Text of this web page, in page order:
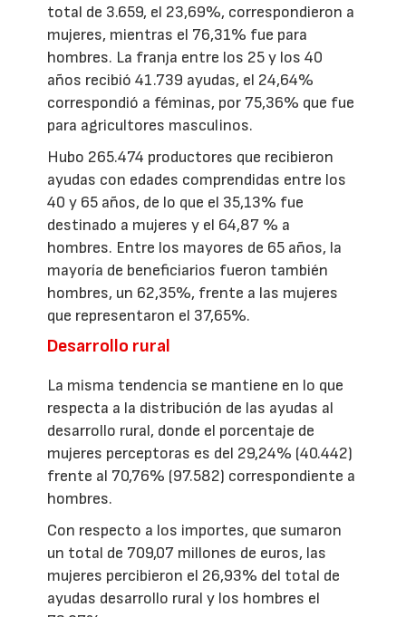
total de 3.659, el 23,69%, correspondieron a
mujeres, mientras el 76,31% fue para
hombres. La franja entre los 25 y los 40
años recibió 41.739 ayudas, el 24,64%
correspondió a féminas, por 75,36% que fue
para agricultores masculinos.
Hubo 265.474 productores que recibieron
ayudas con edades comprendidas entre los
40 y 65 años, de lo que el 35,13% fue
destinado a mujeres y el 64,87 % a
hombres. Entre los mayores de 65 años, la
mayoría de beneficiarios fueron también
hombres, un 62,35%, frente a las mujeres
que representaron el 37,65%.
Desarrollo rural
La misma tendencia se mantiene en lo que
respecta a la distribución de las ayudas al
desarrollo rural, donde el porcentaje de
mujeres perceptoras es del 29,24% (40.442)
frente al 70,76% (97.582) correspondiente a
hombres.
Con respecto a los importes, que sumaron
un total de 709,07 millones de euros, las
mujeres percibieron el 26,93% del total de
ayudas desarrollo rural y los hombres el